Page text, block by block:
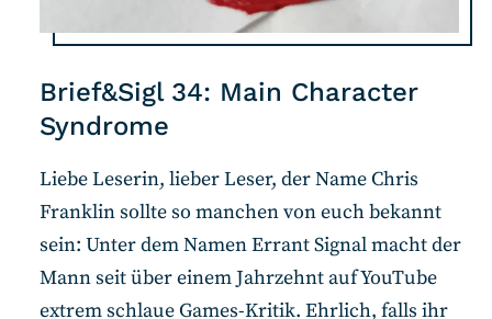
Brief&Sigl 34: Main Character
Syndrome
Liebe Leserin, lieber Leser, der Name Chris
Franklin sollte so manchen von euch bekannt
sein: Unter dem Namen Errant Signal macht der
Mann seit über einem Jahrzehnt auf YouTube
extrem schlaue Games-Kritik. Ehrlich, falls ihr